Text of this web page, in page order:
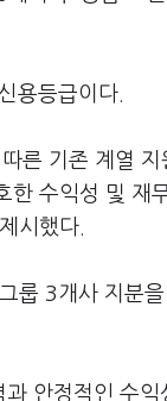
용등급이다.
른 기존 계열
한 수익성 및 재
시했다.
룹 3개사 지분
안정적인 수익